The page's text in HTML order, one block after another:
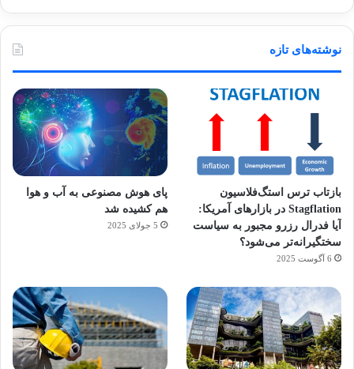
نوشته‌های تازه
بازتاب ترس استگ‌فلاسیون
Stagflation در بازارهای آمریکا:
آیا فدرال رزرو مجبور به سیاست
سختگیرانه‌تر می‌شود؟
6 آگوست 2025
پای هوش مصنوعی به آب و هوا
هم کشیده شد
5 جولای 2025
آماده
ی سفر
ورزش
عکاسی
هدفون